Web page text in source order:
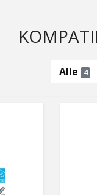
Alle 4